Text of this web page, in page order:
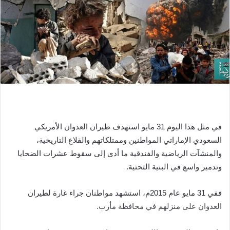
في مثل هذا اليوم 31 مايو استهدف طيران العدوان الأمريكي
السعودي الإماراتي المواطنين وممتلكاتهم والقلاع التاريخية،
والمنشآت الرياضية والفندقية ما أدى إلى سقوط عشرات الضحايا
وتدمير واسع في البنية التحتية.
ففي 31 مايو عام 2015م، استشهد مواطنان جراء غارة لطيران
العدوان على منزلهم في محافظة مأرب.